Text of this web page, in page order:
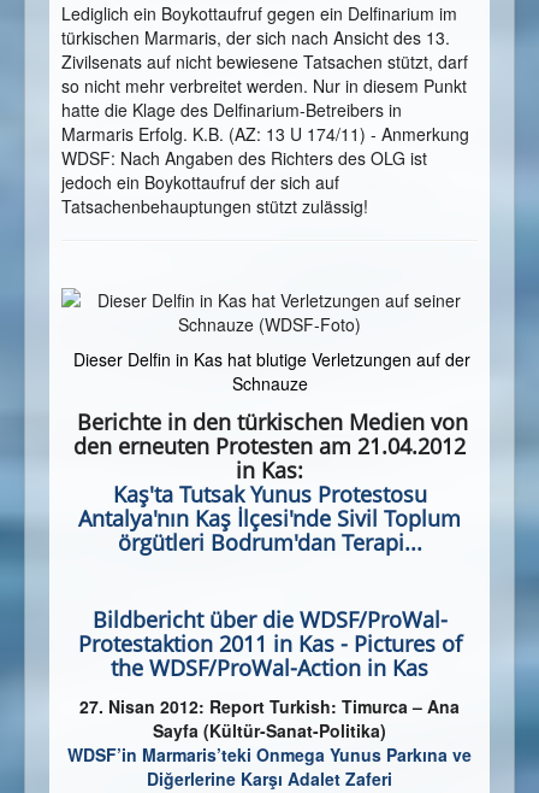
Lediglich ein Boykottaufruf gegen ein Delfinarium im
türkischen Marmaris, der sich nach Ansicht des 13.
Zivilsenats auf nicht bewiesene Tatsachen stützt, darf
so nicht mehr verbreitet werden. Nur in diesem Punkt
hatte die Klage des Delfinarium-Betreibers in
Marmaris Erfolg. K.B. (AZ: 13 U 174/11) - Anmerkung
WDSF: Nach Angaben des Richters des OLG ist
jedoch ein Boykottaufruf der sich auf
Tatsachenbehauptungen stützt zulässig!
Dieser Delfin in Kas hat blutige Verletzungen auf der
Schnauze
Berichte in den türkischen Medien von
den erneuten Protesten am 21.04.2012
in Kas:
Kaş'ta Tutsak Yunus Protestosu
Antalya'nın Kaş İlçesi'nde Sivil Toplum
örgütleri Bodrum'dan Terapi...
Bildbericht über die WDSF/ProWal-
Protestaktion 2011 in Kas - Pictures of
the WDSF/ProWal-Action in Kas
27. Nisan 2012: Report Turkish: Timurca – Ana
Sayfa (Kültür-Sanat-Politika)
WDSF’in Marmaris’teki Onmega Yunus Parkına ve
Diğerlerine Karşı Adalet Zaferi